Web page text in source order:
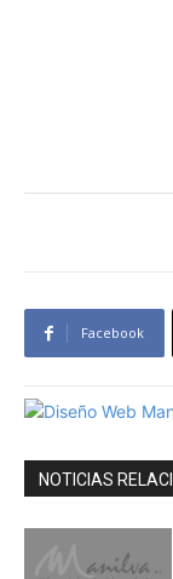
Facebook
NOTICIAS